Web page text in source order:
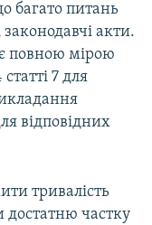
багато питань
акти.
повною мірою
7 для
відповідних
тривалість
достатню частку